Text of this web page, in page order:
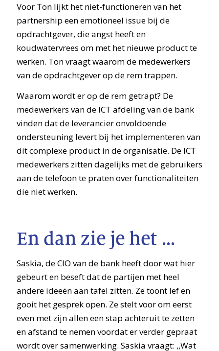
Voor Ton lijkt het niet-functioneren van het
partnership een emotioneel issue bij de
opdrachtgever, die angst heeft en
koudwatervrees om met het nieuwe product te
werken. Ton vraagt waarom de medewerkers
van de opdrachtgever op de rem trappen.
Waarom wordt er op de rem getrapt? De
medewerkers van de ICT afdeling van de bank
vinden dat de leverancier onvoldoende
ondersteuning levert bij het implementeren van
dit complexe product in de organisatie. De ICT
medewerkers zitten dagelijks met de gebruikers
aan de telefoon te praten over functionaliteiten
die niet werken.
En dan zie je het …
Saskia, de CIO van de bank heeft door wat hier
gebeurt en beseft dat de partijen met heel
andere ideeën aan tafel zitten. Ze toont lef en
gooit het gesprek open. Ze stelt voor om eerst
even met zijn allen een stap achteruit te zetten
en afstand te nemen voordat er verder gepraat
wordt over samenwerking. Saskia vraagt: ,,Wat